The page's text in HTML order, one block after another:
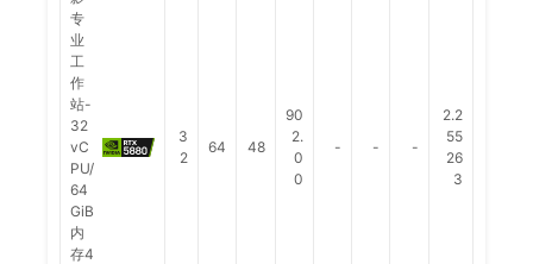
专
业
工
作
站-
32
vC
PU/
64
GiB
内
存4
3
2
64 48
90
2.
0
0
- - -
2.2
55
26
3